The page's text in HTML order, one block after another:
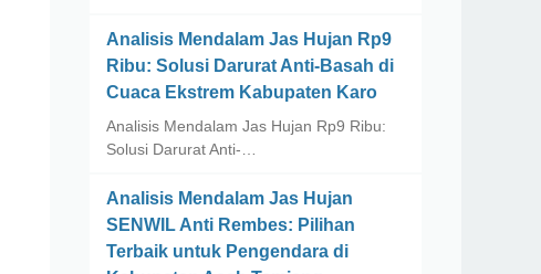
Analisis Mendalam Jas Hujan Rp9
Ribu: Solusi Darurat Anti-Basah di
Cuaca Ekstrem Kabupaten Karo
Analisis Mendalam Jas Hujan Rp9 Ribu:
Solusi Darurat Anti-…
Analisis Mendalam Jas Hujan
SENWIL Anti Rembes: Pilihan
Terbaik untuk Pengendara di